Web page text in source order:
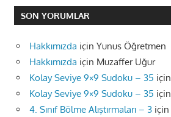
SON YORUMLAR
Hakkımızda için Yunus Öğretmen
Hakkımızda için Muzaffer Uğur
Kolay Seviye 9×9 Sudoku – 35 için
Kolay Seviye 9×9 Sudoku – 35 için
4. Sınıf Bölme Alıştırmaları – 3 için